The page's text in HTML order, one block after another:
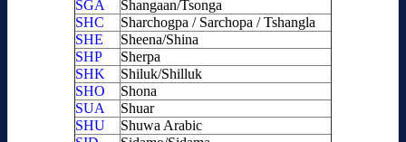
SGA
Shangaan/Tsonga
SHC
Sharchogpa / Sarchopa / Tshangla
SHE
Sheena/Shina
SHP
Sherpa
SHK
Shiluk/Shilluk
SHO
Shona
SUA
Shuar
SHU
Shuwa Arabic